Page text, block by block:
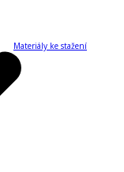
Materiály ke stažení